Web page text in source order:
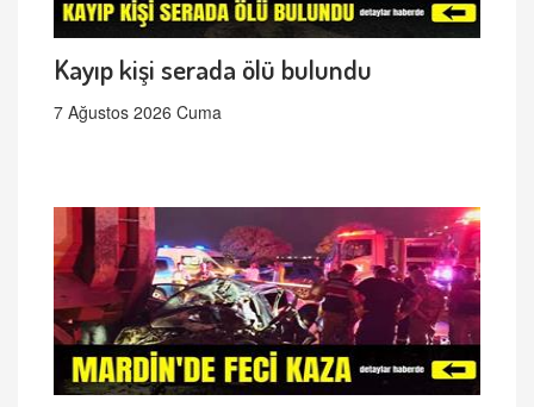
Kayıp kişi serada ölü bulundu
7 Ağustos 2026 Cuma